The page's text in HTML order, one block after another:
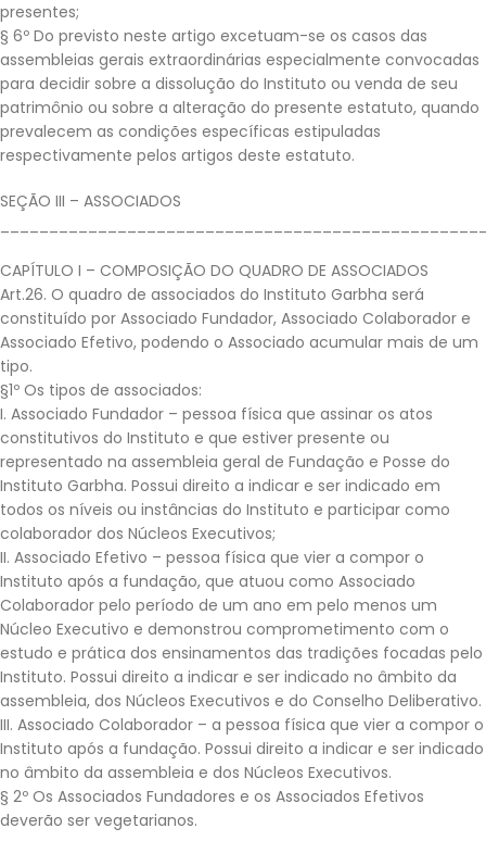
presentes;
§ 6º Do previsto neste artigo excetuam-se os casos das
assembleias gerais extraordinárias especialmente convocadas
para decidir sobre a dissolução do Instituto ou venda de seu
patrimônio ou sobre a alteração do presente estatuto, quando
prevalecem as condições específicas estipuladas
respectivamente pelos artigos deste estatuto.
SEÇÃO III – ASSOCIADOS
CAPÍTULO I – COMPOSIÇÃO DO QUADRO DE ASSOCIADOS
Art.26. O quadro de associados do Instituto Garbha será
constituído por Associado Fundador, Associado Colaborador e
Associado Efetivo, podendo o Associado acumular mais de um
tipo.
§1º Os tipos de associados:
I. Associado Fundador – pessoa física que assinar os atos
constitutivos do Instituto e que estiver presente ou
representado na assembleia geral de Fundação e Posse do
Instituto Garbha. Possui direito a indicar e ser indicado em
todos os níveis ou instâncias do Instituto e participar como
colaborador dos Núcleos Executivos;
II. Associado Efetivo – pessoa física que vier a compor o
Instituto após a fundação, que atuou como Associado
Colaborador pelo período de um ano em pelo menos um
Núcleo Executivo e demonstrou comprometimento com o
estudo e prática dos ensinamentos das tradições focadas pelo
Instituto. Possui direito a indicar e ser indicado no âmbito da
assembleia, dos Núcleos Executivos e do Conselho Deliberativo.
III. Associado Colaborador – a pessoa física que vier a compor o
Instituto após a fundação. Possui direito a indicar e ser indicado
no âmbito da assembleia e dos Núcleos Executivos.
§ 2º Os Associados Fundadores e os Associados Efetivos
deverão ser vegetarianos.